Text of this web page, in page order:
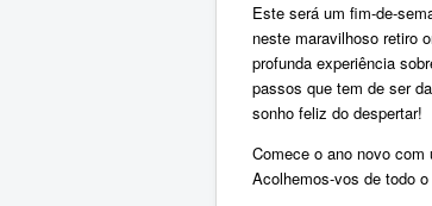
Este será um fim-de-
neste maravilhoso retiro
profunda experiência
passos que tem de ser
sonho feliz do despertar!
Comece o ano novo
Acolhemos-vos de todo